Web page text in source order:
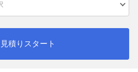
見積りスタート